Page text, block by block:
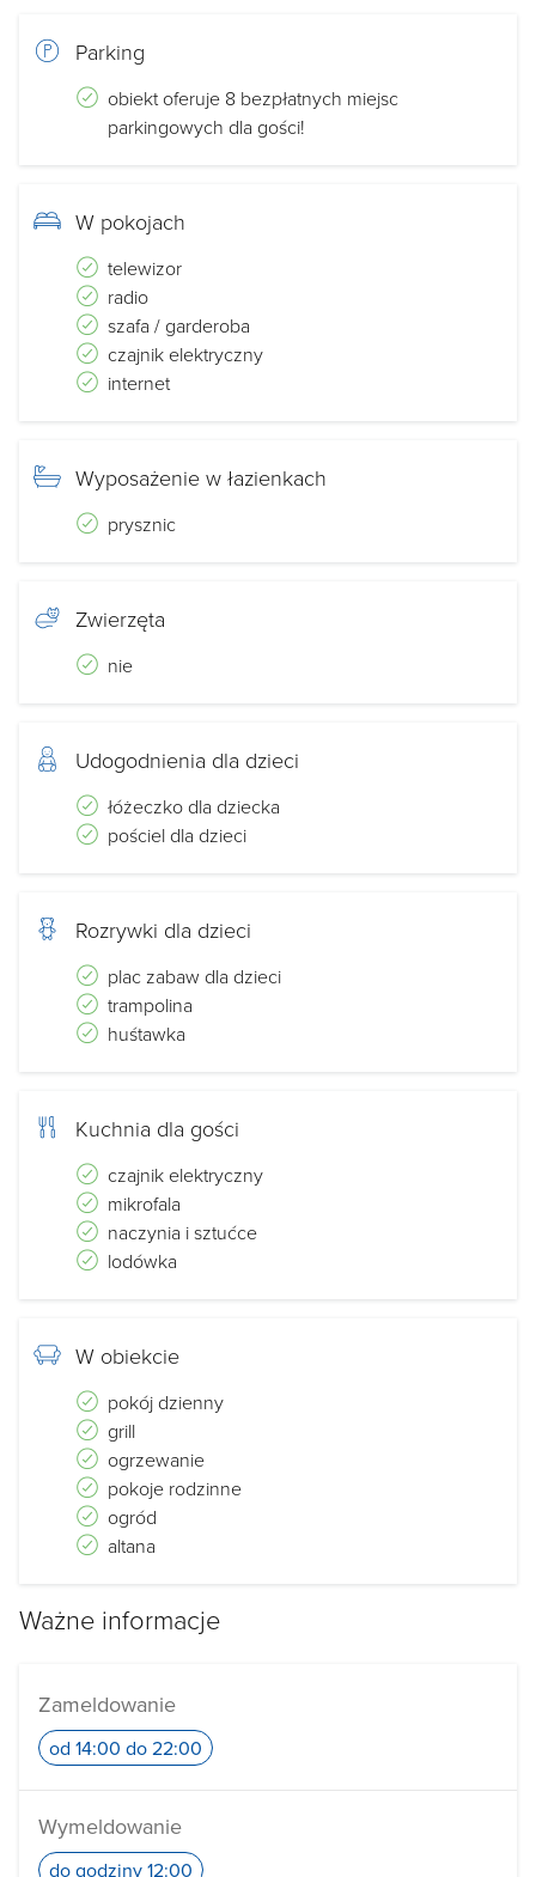
Parking
obiekt oferuje 8 bezpłatnych miejsc
parkingowych dla gości!
W pokojach
telewizor
radio
szafa / garderoba
czajnik elektryczny
internet
Wyposażenie w łazienkach
prysznic
Zwierzęta
nie
Udogodnienia dla dzieci
łóżeczko dla dziecka
pościel dla dzieci
Rozrywki dla dzieci
plac zabaw dla dzieci
trampolina
huśtawka
Kuchnia dla gości
czajnik elektryczny
mikrofala
naczynia i sztućce
lodówka
W obiekcie
pokój dzienny
grill
ogrzewanie
pokoje rodzinne
ogród
altana
Ważne informacje
Zameldowanie
od 14:00 do 22:00
Wymeldowanie
do godziny 12:00